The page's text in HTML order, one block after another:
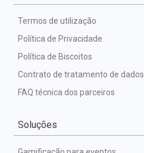
Termos de utilização
Política de Privacidade
Política de Biscoitos
Contrato de tratamento de dados
FAQ técnica dos parceiros
Soluções